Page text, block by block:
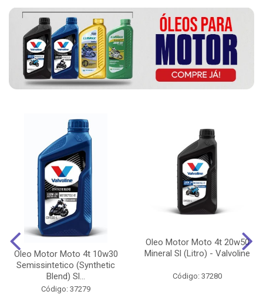
Oleo Motor Moto 4t 10w30
Semissintetico (Synthetic
Blend) Sl...
Código: 37279
Oleo Motor Moto 4t 20w50
Mineral Sl (Litro) - Valvoline
Código: 37280